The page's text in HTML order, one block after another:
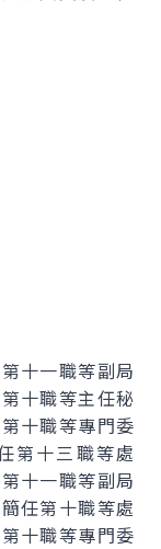
十一職等副局
十職等主任秘
十職等專門委
第十三職等處
十一職等副局
任第十職等處
十職等專門委